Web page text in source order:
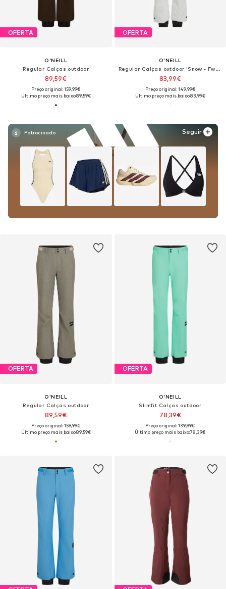
OFERTA
O'NEILL
Regular Calças outdoor
89,59€
Preço original: 159,99€
Último preço mais baixo:89,59€
Seguir
OFERTA
O'NEILL
Regular Calças outdoor 'Snow - Fwc'cruz'
83,99€
Preço original: 149,99€
Último preço mais baixo:83,99€
OFERTA
O'NEILL
Regular Calças outdoor
89,59€
Preço original: 159,99€
Último preço mais baixo:89,59€
OFERTA
O'NEILL
Slimfit Calças outdoor
78,39€
Preço original: 139,99€
Último preço mais baixo:78,39€